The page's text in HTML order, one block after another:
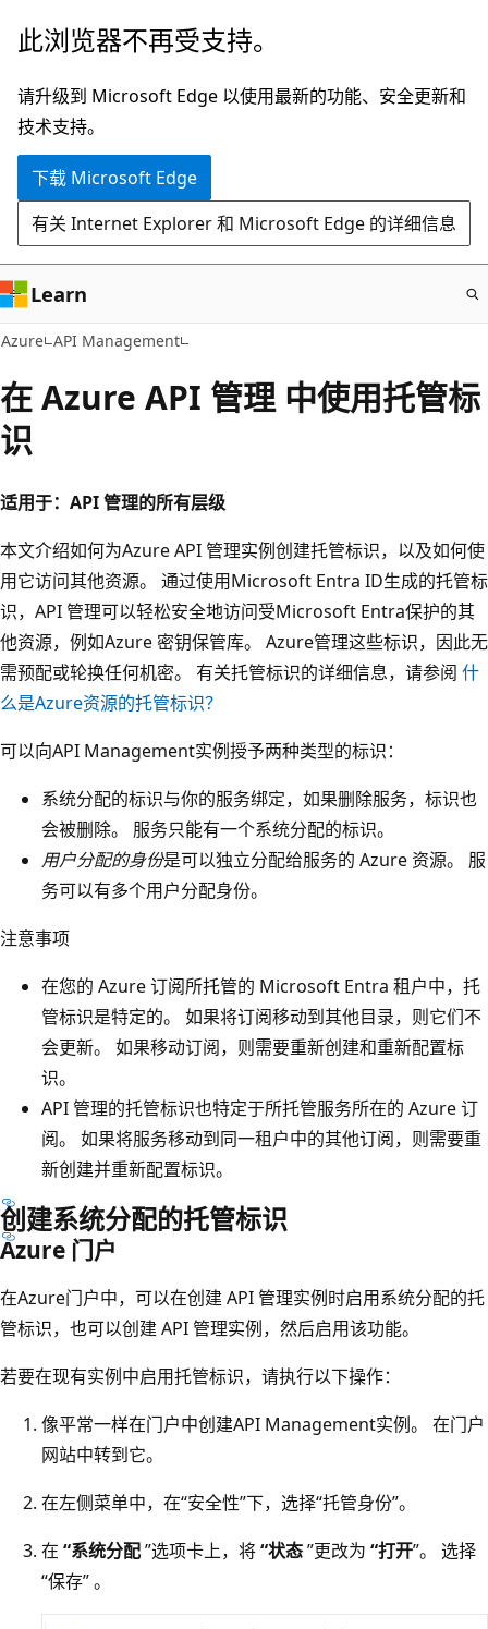
跳
主
要
内
此浏览器不再受支持。
请升级到 Microsoft Edge 以使用最新的功能、安全更新和
技术支持。
下载 Microsoft Edge
有关 Internet Explorer 和 Microsoft Edge 的详细信息
Learn
Azure API Management
在 Azure API 管理 中使用托管标
识
适用于：API 管理的所有层级
本文介绍如何为Azure API 管理实例创建托管标识，以及如何使
用它访问其他资源。 通过使用Microsoft Entra ID生成的托管标
识，API 管理可以轻松安全地访问受Microsoft Entra保护的其
他资源，例如Azure 密钥保管库。 Azure管理这些标识，因此无
需预配或轮换任何机密。 有关托管标识的详细信息，请参阅 什
么是Azure资源的托管标识？
可以向API Management实例授予两种类型的标识：
系统分配的标识与你的服务绑定，如果删除服务，标识也
会被删除。 服务只能有一个系统分配的标识。
用户分配的身份是可以独立分配给服务的 Azure 资源。 服
务可以有多个用户分配身份。
注意事项
在您的 Azure 订阅所托管的 Microsoft Entra 租户中，托
管标识是特定的。 如果将订阅移动到其他目录，则它们不
会更新。 如果移动订阅，则需要重新创建和重新配置标
识。
API 管理的托管标识也特定于所托管服务所在的 Azure 订
阅。 如果将服务移动到同一租户中的其他订阅，则需要重
新创建并重新配置标识。
创建系统分配的托管标识
Azure 门户
在Azure门户中，可以在创建 API 管理实例时启用系统分配的托
管标识，也可以创建 API 管理实例，然后启用该功能。
若要在现有实例中启用托管标识，请执行以下操作：
像平常一样在门户中创建API Management实例。 在门户
网站中转到它。
在左侧菜单中，在“安全性”下，选择“托管身份”。
在 “系统分配”选项卡上，将“状态”更改为 “打开”。 选择
“保存” 。